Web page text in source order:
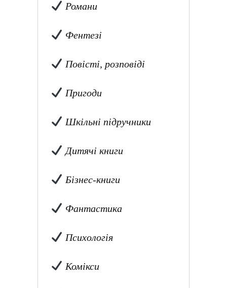
Романи
Фентезі
Повісті, розповіді
Пригоди
Шкільні підручники
Дитячі книги
Бізнес-книги
Фантастика
Психологія
Комікси